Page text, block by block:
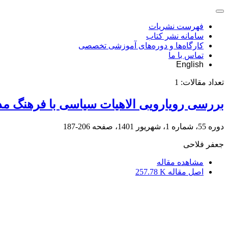
فهرست نشریات
سامانه نشر کتاب
کارگاه‌ها و دوره‌های آموزشی تخصصی
تماس با ما
English
تعداد مقالات: 1
بررسی رویارویی الاهیات سیاسی با فرهنگ
دوره 55، شماره 1، شهریور 1401، صفحه 206-187
جعفر فلاحی
مشاهده مقاله
اصل مقاله 257.78 K